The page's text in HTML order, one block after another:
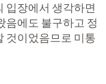
입장에서 생각하면
음에도 불구하고 정
것이었음므로 미통